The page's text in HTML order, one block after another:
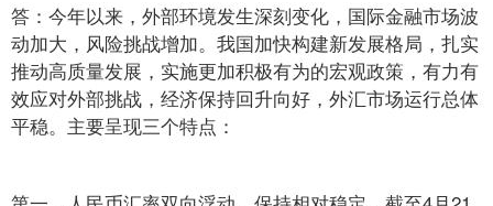
答：今年以来，外部环境发生深刻变化，国际金融市场波
动加大，风险挑战增加。我国加快构建新发展格局，扎实
推动高质量发展，实施更加积极有为的宏观政策，有力有
效应对外部挑战，经济保持回升向好，外汇市场运行总体
平稳。主要呈现三个特点：